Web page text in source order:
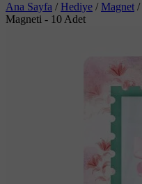
Ana Sayfa / Hediye / Magnet /
Magneti - 10 Adet